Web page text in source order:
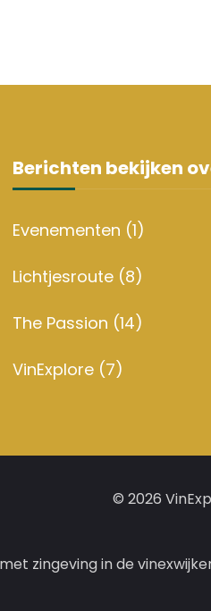
Berichten bekijken
Evenementen (1)
Lichtjesroute(8)
The Passion (14)
VinExplore(7)
© 2026
zingeving in de